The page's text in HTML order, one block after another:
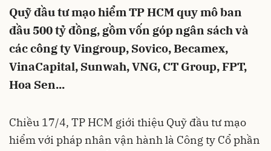
Quỹ đầu tư mạo hiểm TP HCM quy mô ban
đầu 500 tỷ đồng, gồm vốn góp ngân sách và
các công ty Vingroup, Sovico, Becamex,
VinaCapital, Sunwah, VNG, CT Group, FPT,
Hoa Sen...
Chiều 17/4, TP HCM giới thiệu Quỹ đầu tư mạo
hiểm với pháp nhân vận hành là Công ty Cổ phần
Hủy